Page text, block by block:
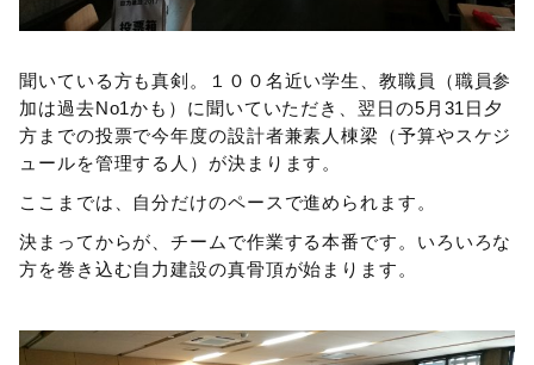
聞いている方も真剣。１００名近い学生、教職員（職員参
加は過去No1かも）に聞いていただき、翌日の5月31日夕
方までの投票で今年度の設計者兼素人棟梁（予算やスケジ
ュールを管理する人）が決まります。
ここまでは、自分だけのペースで進められます。
決まってからが、チームで作業する本番です。いろいろな
方を巻き込む自力建設の真骨頂が始まります。